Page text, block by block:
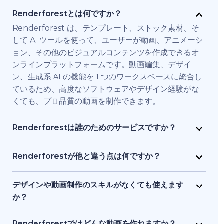
Renderforestとは何ですか？
Renderforest は、テンプレート、ストック素材、そ
して AI ツールを使って、ユーザーが動画、アニメーシ
ョン、その他のビジュアルコンテンツを作成できるオ
ンラインプラットフォームです。動画編集、デザイ
ン、生成系 AI の機能を 1 つのワークスペースに統合し
ているため、高度なソフトウェアやデザイン経験がな
くても、プロ品質の動画を制作できます。
Renderforestは誰のためのサービスですか？
Renderforest は、高品質の動画を素早く必要とする
個人やチーム向けに構築されています。マーケティン
ム、フリーランサー、コンテンツクリエイターなど
が、フル制作チームを雇わずに、ブランド用、研修
用、またはプロモーション用の動画を制作するために
Renderforestが他と違う点は何ですか？
Renderforestは複数のAIと動画生成モデルを1つのプ
ラットフォームに統合しています。ユーザーは、テキ
ストから動画生成、ストック素材ベースの動画、AI 生
成アニメーションまで、ツールを切り替える必要なく
作成・編集・書き出しが可能です。テンプレート、AI
デザインや動画制作のスキルがなくても使えます
か？
はい、使えます。Renderforestには1,200点以上のテ